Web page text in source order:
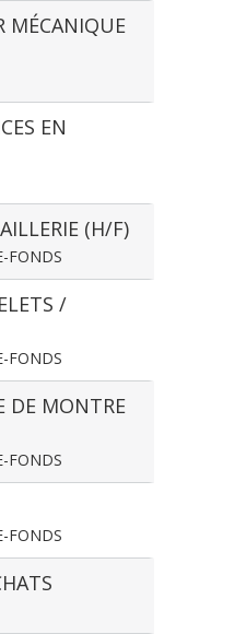
MÉCANIQUE
EN
(H/F)
FONDS
/
FONDS
DE MONTRE
FONDS
FONDS